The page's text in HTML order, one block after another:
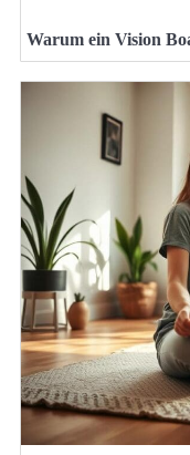
Warum ein Vision